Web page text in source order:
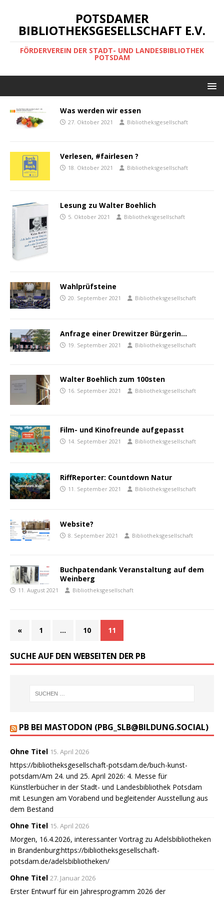
POTSDAMER
BIBLIOTHEKSGESELLSCHAFT E.V.
FÖRDERVEREIN DER STADT- UND LANDESBIBLIOTHEK
POTSDAM
Was werden wir essen
27. Oktober 2021 Bibliotheksgesellschaft
Verlesen, #fairlesen ?
18. Oktober 2021 Bibliotheksgesellschaft
Lesung zu Walter Boehlich
5. Oktober 2021 Bibliotheksgesellschaft
Wahlprüfsteine
20. September 2021 Bibliotheksgesellschaft
Anfrage einer Drewitzer Bürgerin…
19. September 2021 Bibliotheksgesellschaft
Walter Boehlich zum 100sten
16. September 2021 Bibliotheksgesellschaft
Film- und Kinofreunde aufgepasst
14. September 2021 Bibliotheksgesellschaft
RiffReporter: Countdown Natur
11. September 2021 Bibliotheksgesellschaft
Website?
8. September 2021 Bibliotheksgesellschaft
Buchpatendank Veranstaltung auf dem
Weinberg
11. August 2021 Bibliotheksgesellschaft
« 1 … 10 11
SUCHE AUF DEN WEBSEITEN DER PB
PB BEI MASTODON (PBG_SLB@BILDUNG.SOCIAL)
Ohne Titel 15. April 2026
https://bibliotheksgesellschaft-potsdam.de/buch-kunst-
potsdam/Am 24. und 25. April 2026: 4. Messe für
Künstlerbücher in der Stadt- und Landesbibliothek Potsdam
mit Lesungen am Vorabend und begleitender Ausstellung aus
dem Bestand
Ohne Titel 15. April 2026
Morgen, 16.4.2026, interessanter Vortrag zu Adelsbibliotheken
in Brandenburg:https://bibliotheksgesellschaft-
potsdam.de/adelsbibliotheken/
Ohne Titel 27. Januar 2026
Erster Entwurf für ein Jahresprogramm 2026 der